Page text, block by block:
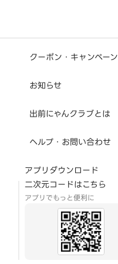
クーポン・キャンペーン
お知らせ
出前にゃんクラブとは
ヘルプ・お問い合わせ
アプリダウンロード
二次元コードはこちら
アプリでもっと便利に